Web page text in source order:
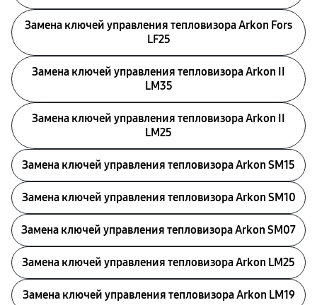
Замена ключей управления тепловизора Arkon Fors
LF25
Замена ключей управления тепловизора Arkon II
LM35
Замена ключей управления тепловизора Arkon II
LM25
Замена ключей управления тепловизора Arkon SM15
Замена ключей управления тепловизора Arkon SM10
Замена ключей управления тепловизора Arkon SM07
Замена ключей управления тепловизора Arkon LM25
Замена ключей управления тепловизора Arkon LM19